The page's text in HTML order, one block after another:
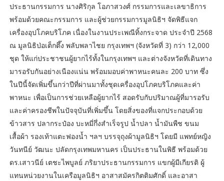
ประธานกรรมการ นางศิริกุล โอภาสวงศ์ กรรมการและเลขาธิการ
พร้อมด้วยคณะกรรมการ และผู้ช่วยกรรมการมูลนิธิฯ จัดพิธีแจก
เครื่องอุปโภคบริโภค เนื่องในงานประเพณีทิ้งกระจาด ประจำปี 2568
ณ มูลนิธิป่อเต็กตึ๊ง พลับพลาไชย กรุงเทพฯ (จังหวัดที่ 3) กว่า 12,000
ชุด ให้แก่ประชาชนผู้ยากไร้ทั้งในกรุงเทพฯ และต่างจังหวัดที่เดินทาง
มารอรับกันอย่างเนืองแน่น พร้อมมอบค่าพาหนะคนละ 200 บาท ซึ่ง
ในปีนี้จัดเพิ่มขึ้นกว่าปีที่ผ่านมาทั้งชุดเครื่องอุปโภคบริโภคและค่า
พาหนะ เพื่อเป็นการช่วยเหลือผู้ยากไร้ สอดรับกับปริมาณผู้ที่มารอรับ
และค่าครองชีพในปัจจุบันที่เพิ่มขึ้น โดยสิ่งของที่แจกประกอบด้วย
ข้าวสาร ปลากระป๋อง บะหมี่กึ่งสำเร็จรูป น้ำปลา น้ำมันพืช ขนม
เสื้อผ้า รองเท้าแตะฟองน้ำ ฯลฯ บรรจุถุงผ้ามูลนิธิฯ โดยมี แพทย์หญิง
วันทนีย์ วัฒนะ ปลัดกรุงเทพมหานคร เป็นประธานในพิธี พร้อมด้วย
ดร.เสาวนีย์ เตชะไพบูลย์ ภริยาประธานกรรมการ แขกผู้มีเกียรติ ผู้
แทนหน่วยงานในเครือมูลนิธิฯ อาสาสมัครกิตติมศักดิ์ และอาสา